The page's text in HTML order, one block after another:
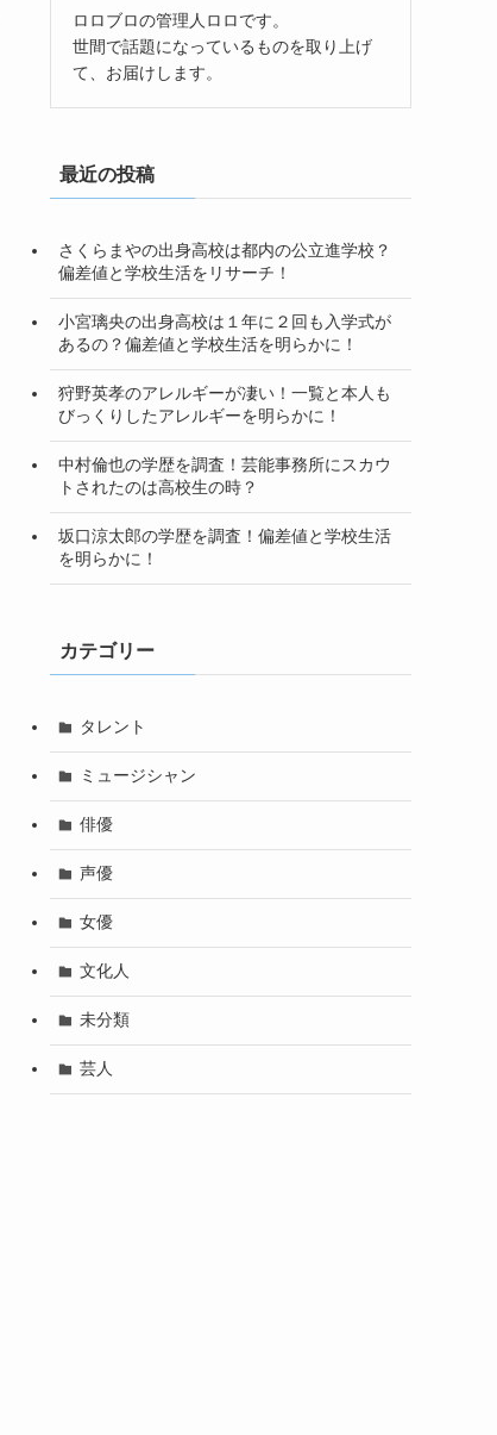
ロロブロの管理人ロロです。
世間で話題になっているものを取り上げ
て、お届けします。
最近の投稿
さくらまやの出身高校は都内の公立進学校？
偏差値と学校生活をリサーチ！
小宮璃央の出身高校は１年に２回も入学式が
あるの？偏差値と学校生活を明らかに！
狩野英孝のアレルギーが凄い！一覧と本人も
びっくりしたアレルギーを明らかに！
中村倫也の学歴を調査！芸能事務所にスカウ
トされたのは高校生の時？
坂口涼太郎の学歴を調査！偏差値と学校生活
を明らかに！
カテゴリー
タレント
ミュージシャン
俳優
声優
女優
文化人
未分類
芸人